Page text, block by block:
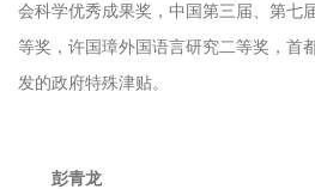
会科学优秀成果奖，中国第三届、第七
等奖，许国璋外国语言研究二等奖，首
发的政府特殊津贴。
彭青龙